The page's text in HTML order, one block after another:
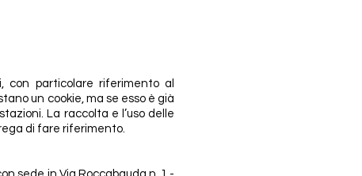
con particolare riferimento al
un cookie, ma se esso è già
La raccolta e l’uso delle
di fare riferimento.